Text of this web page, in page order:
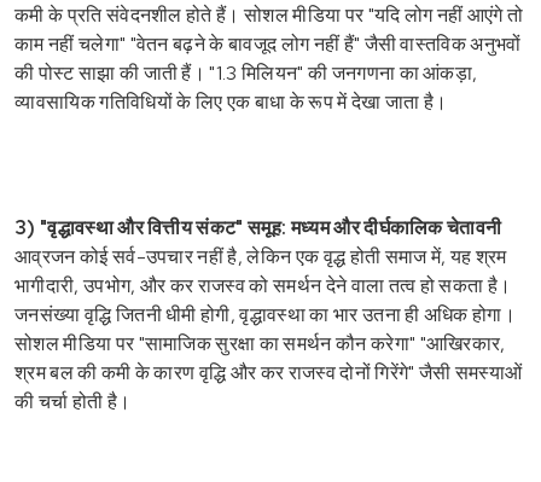
कमी के प्रति संवेदनशील होते हैं। सोशल मीडिया पर "यदि लोग नहीं आएंगे तो
काम नहीं चलेगा" "वेतन बढ़ने के बावजूद लोग नहीं हैं" जैसी वास्तविक अनुभवों
की पोस्ट साझा की जाती हैं। "1.3 मिलियन" की जनगणना का आंकड़ा,
व्यावसायिक गतिविधियों के लिए एक बाधा के रूप में देखा जाता है।
3) "वृद्धावस्था और वित्तीय संकट" समूह: मध्यम और दीर्घकालिक चेतावनी
आव्रजन कोई सर्व-उपचार नहीं है, लेकिन एक वृद्ध होती समाज में, यह श्रम
भागीदारी, उपभोग, और कर राजस्व को समर्थन देने वाला तत्व हो सकता है।
जनसंख्या वृद्धि जितनी धीमी होगी, वृद्धावस्था का भार उतना ही अधिक होगा।
सोशल मीडिया पर "सामाजिक सुरक्षा का समर्थन कौन करेगा" "आखिरकार,
श्रम बल की कमी के कारण वृद्धि और कर राजस्व दोनों गिरेंगे" जैसी समस्याओं
की चर्चा होती है।